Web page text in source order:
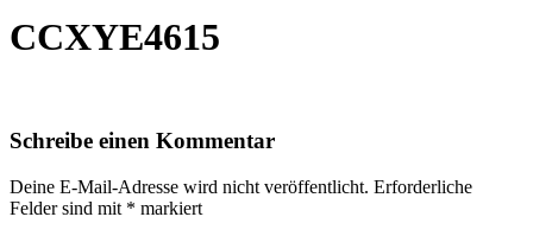
CCXYE4615
Schreibe einen Kommentar
Deine E-Mail-Adresse wird nicht veröffentlicht. Erforderliche
Felder sind mit * markiert